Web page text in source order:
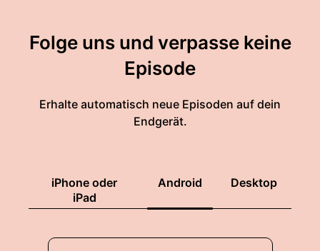
Folge uns und verpasse keine
Episode
Erhalte automatisch neue Episoden auf dein
Endgerät.
iPhone oder
iPad
Android Desktop